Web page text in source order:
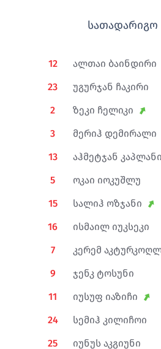
სათადარიგო
12
ალთაი ბაინდირი
23
უგურჯან ჩაკირი
2
ზეკი ჩელიკი
3
მერიჰ დემირალი
13
აჰმეტჯან კაპლანი
5
ოკაი იოკუშლუ
15
სალიჰ ოზჯანი
16
ისმაილ იუკსეკი
7
კერემ
9
ჯენკ ტოსუნი
11
იუსუფ იაზიჩი
24
სემიჰ კილიჩოი
25
იუნუს აკგიუნი